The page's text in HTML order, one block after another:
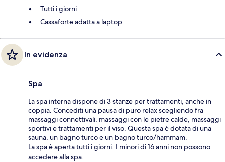
Tutti i giorni
Cassaforte adatta a laptop
In evidenza
Spa
La spa interna dispone di 3 stanze per trattamenti, anche in
coppia. Concediti una pausa di puro relax scegliendo fra
massaggi connettivali, massaggi con le pietre calde, massaggi
sportivi e trattamenti per il viso. Questa spa è dotata di una
sauna, un bagno turco e un bagno turco/hammam.
La spa è aperta tutti i giorni. I minori di 16 anni non possono
accedere alla spa.